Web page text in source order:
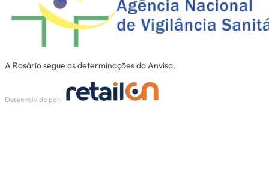
A Rosário segue as determinações da Anvisa.
Desenvolvido por: